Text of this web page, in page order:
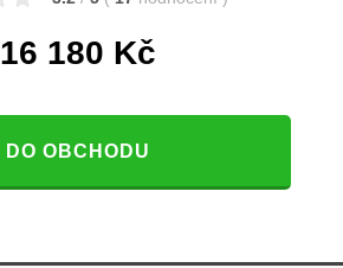
16 180 Kč
DO OBCHODU